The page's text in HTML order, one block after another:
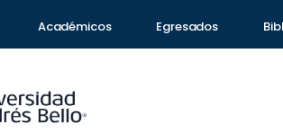
Académicos Egresados